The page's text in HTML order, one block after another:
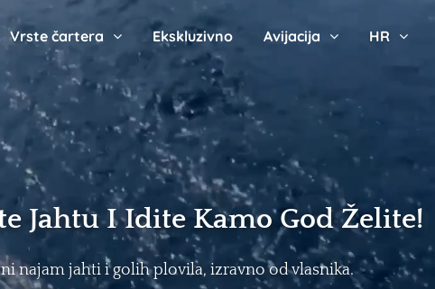
Vrste čartera Ekskluzivno Avijacija HR
Jahtu I Idite Kamo God Želite!
najam jahti i golih plovila, izravno od vlasnika.